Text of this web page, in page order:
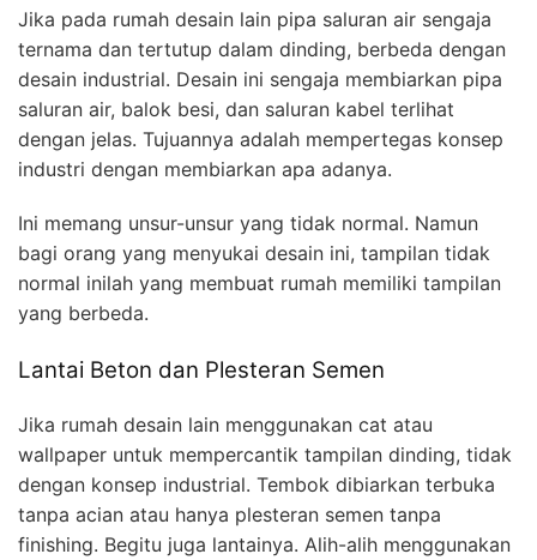
Jika pada rumah desain lain pipa saluran air sengaja
ternama dan tertutup dalam dinding, berbeda dengan
desain industrial. Desain ini sengaja membiarkan pipa
saluran air, balok besi, dan saluran kabel terlihat
dengan jelas. Tujuannya adalah mempertegas konsep
industri dengan membiarkan apa adanya.
Ini memang unsur-unsur yang tidak normal. Namun
bagi orang yang menyukai desain ini, tampilan tidak
normal inilah yang membuat rumah memiliki tampilan
yang berbeda.
Lantai Beton dan Plesteran Semen
Jika rumah desain lain menggunakan cat atau
wallpaper untuk mempercantik tampilan dinding, tidak
dengan konsep industrial. Tembok dibiarkan terbuka
tanpa acian atau hanya plesteran semen tanpa
finishing. Begitu juga lantainya. Alih-alih menggunakan